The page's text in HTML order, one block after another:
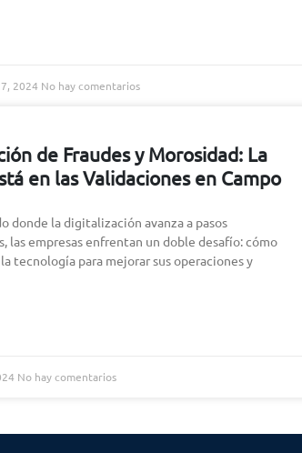
2024 No hay comentarios
de Fraudes y Morosidad: La
en las Validaciones en Campo
donde la digitalización avanza a pasos
las empresas enfrentan un doble desafío: cómo
tecnología para mejorar sus operaciones y
No hay comentarios